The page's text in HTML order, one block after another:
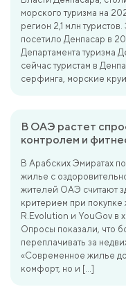
морского туризма на
регион 2,1 млн
посетило Денпасар в
Департамента туризма
сейчас туристам в
серфинга, морские
В ОАЭ растет
контролем и
В Арабских Эмиратах
жилье с
жителей ОАЭ считают
критерием при
R.Evolution и YouGov в
Опросы показали, что
переплачивать за
«Современное жилье
комфорт, но и […]